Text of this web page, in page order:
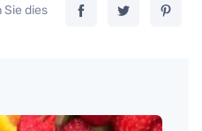
Sie dies